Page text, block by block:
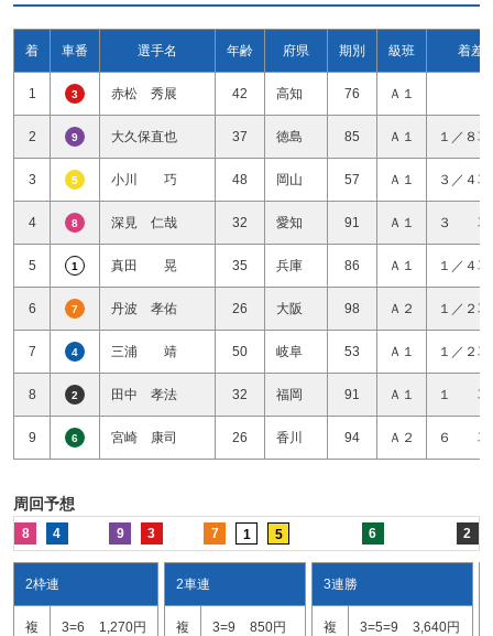
着 車番 選手名 年齢 府県 期別 級班 着差
1 3 赤松 秀展 42 高知 76 Ａ１
2 9 大久保直也 37 徳島 85 Ａ１ １／８
3 5 小川 巧 48 岡山 57 Ａ１ ３／４
4 8 深見 仁哉 32 愛知 91 Ａ１ ３ 車
5 1 真田 晃 35 兵庫 86 Ａ１ １／４
6 7 丹波 孝佑 26 大阪 98 Ａ２ １／２
7 4 三浦 靖 50 岐阜 53 Ａ１ １／２
8 2 田中 孝法 32 福岡 91 Ａ１ １ 車
9 6 宮崎 康司 26 香川 94 Ａ２ ６ 車
周回予想
8 4 9 3 7 1 5 6 2
2枠連
複 3=6 1,270円
2車連
複 3=9 850円
3連勝
複 3=5=9 3,640円